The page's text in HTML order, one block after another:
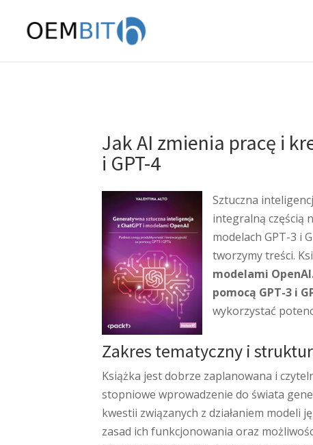
Jak AI zmienia pracę i
i GPT-4
Sztuczna
integralną częścią
modelach GPT-3 i
tworzymy treści.
modelami
pomocą GPT-3 i
wykorzystać
Zakres tematyczny i
Książka jest dobrze zaplanowana i
stopniowe wprowadzenie do świata
kwestii związanych z działaniem modeli
zasad ich funkcjonowania oraz